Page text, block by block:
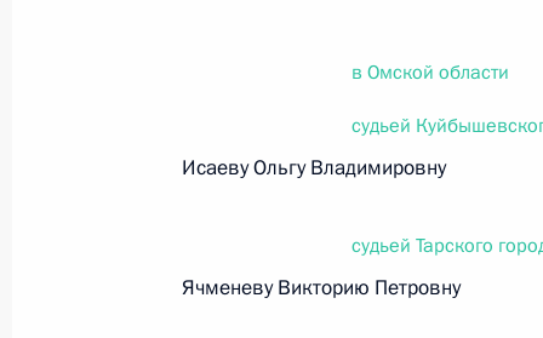
Федеральный закон от
О внесении изменений в статьи 85 и 102
Федеральный закон от
в Омской области
судьей
Исаеву Ольгу Владимировну
судьей Тарского
Ячменеву Викторию Петровну